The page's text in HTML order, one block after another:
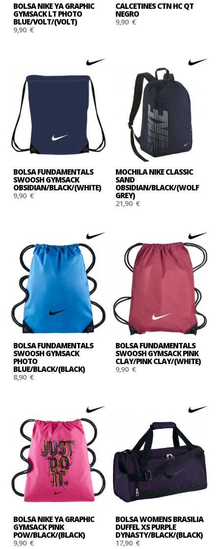
BOLSA NIKE YA GRAPHIC
GYMSACK LT PHOTO
BLUE/VOLT/(VOLT)
9,90 €
CALCETINES CTN HC QT
NEGRO
9,90 €
BOLSA FUNDAMENTALS
SWOOSH GYMSACK
OBSIDIAN/BLACK/(WHITE)
9,90 €
MOCHILA NIKE CLASSIC
SAND
OBSIDIAN/BLACK/(WOLF
GREY)
21,90 €
BOLSA FUNDAMENTALS
SWOOSH GYMSACK
PHOTO
BLUE/BLACK/(BLACK)
8,90 €
BOLSA FUNDAMENTALS
SWOOSH GYMSACK PINK
CLAY/PINK CLAY/(WHITE)
9,90 €
BOLSA NIKE YA GRAPHIC
GYMSACK PINK
POW/BLACK/(BLACK)
9,90 €
BOLSA WOMENS BRASILIA
DUFFEL XS PURPLE
DYNASTY/BLACK/(BLACK)
17,90 €